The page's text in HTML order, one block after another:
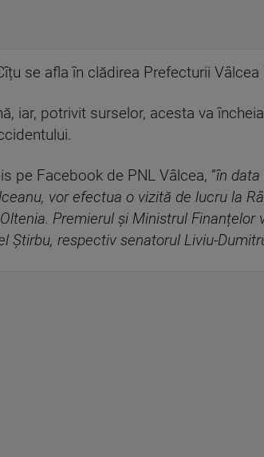
se afla în clădirea Prefecturii
iar, potrivit surselor, acesta va
pe Facebook de PNL Vâlcea, ”în data
vor efectua o vizită de lucru la
Premierul și Ministrul
Știrbu, respectiv senatorul Liviu-